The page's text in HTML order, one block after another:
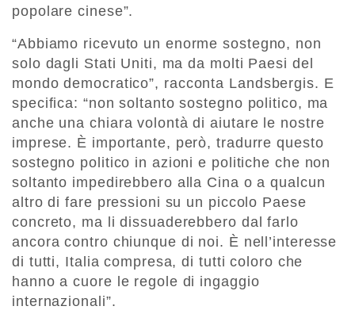
popolare cinese”.
“Abbiamo ricevuto un enorme sostegno, non
solo dagli Stati Uniti, ma da molti Paesi del
mondo democratico”, racconta Landsbergis. E
specifica: “non soltanto sostegno politico, ma
anche una chiara volontà di aiutare le nostre
imprese. È importante, però, tradurre questo
sostegno politico in azioni e politiche che non
soltanto impedirebbero alla Cina o a qualcun
altro di fare pressioni su un piccolo Paese
concreto, ma li dissuaderebbero dal farlo
ancora contro chiunque di noi. È nell’interesse
di tutti, Italia compresa, di tutti coloro che
hanno a cuore le regole di ingaggio
internazionali”.